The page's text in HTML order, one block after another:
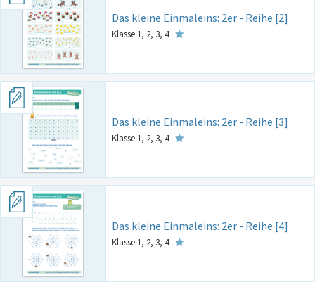
Das kleine Einmaleins: 2er - Reihe [2]
Klasse 1, 2, 3, 4
Das kleine Einmaleins: 2er - Reihe [3]
Klasse 1, 2, 3, 4
Das kleine Einmaleins: 2er - Reihe [4]
Klasse 1, 2, 3, 4